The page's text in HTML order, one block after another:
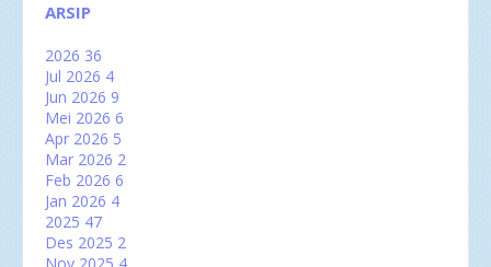
ARSIP
2026 36
Jul 2026 4
Jun 2026 9
Mei 2026 6
Apr 2026 5
Mar 2026 2
Feb 2026 6
Jan 2026 4
2025 47
Des 2025 2